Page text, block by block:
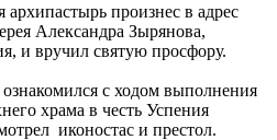
произнес в адрес
Александра Зырянова,
и вручил святую просфору.
с ходом выполнения
храма в честь Успения
иконостас и престол.